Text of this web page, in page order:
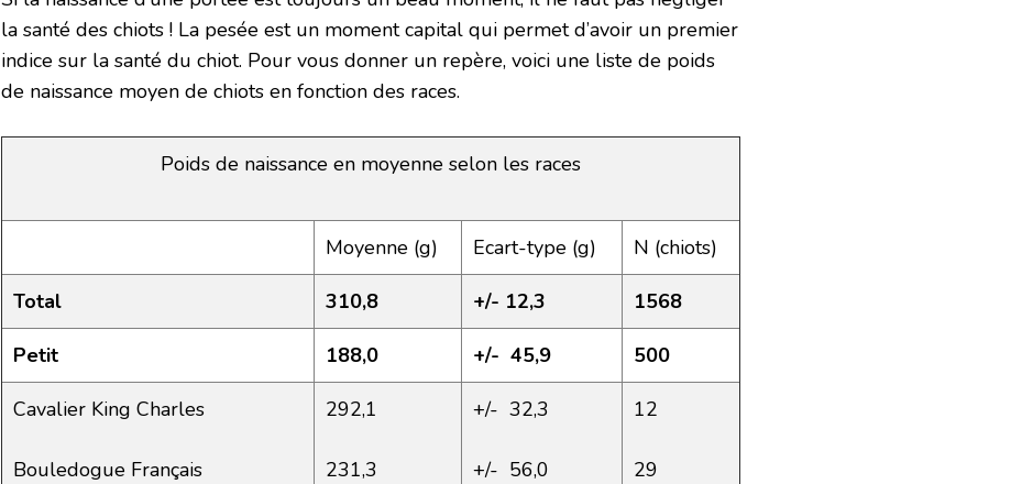
la santé des chiots ! La pesée est un moment capital qui permet d’avoir un premier
indice sur la santé du chiot. Pour vous donner un repère, voici une liste de poids
de naissance moyen de chiots en fonction des races.
Poids de naissance en moyenne selon les races
Moyenne (g) Ecart-type (g) N (chiots)
Total 310,8 +/- 12,3 1568
Petit 188,0 +/- 45,9 500
Cavalier King Charles
Bouledogue Français
292,1
231,3
+/- 32,3
+/- 56,0
12
29